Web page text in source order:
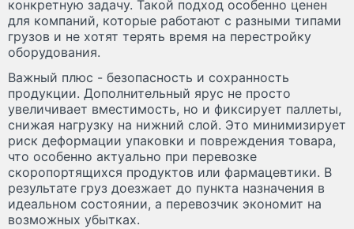
конкретную задачу. Такой подход особенно ценен
для компаний, которые работают с разными типами
грузов и не хотят терять время на перестройку
оборудования.
Важный плюс - безопасность и сохранность
продукции. Дополнительный ярус не просто
увеличивает вместимость, но и фиксирует паллеты,
снижая нагрузку на нижний слой. Это минимизирует
риск деформации упаковки и повреждения товара,
что особенно актуально при перевозке
скоропортящихся продуктов или фармацевтики. В
результате груз доезжает до пункта назначения в
идеальном состоянии, а перевозчик экономит на
возможных убытках.